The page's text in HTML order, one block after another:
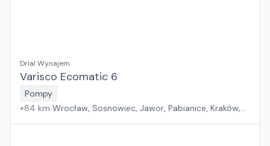
Drial Wynajem
Varisco Ecomatic 6
Pompy
+84 km Wrocław, Sosnowiec, Jawor, Pabianice, Kraków,